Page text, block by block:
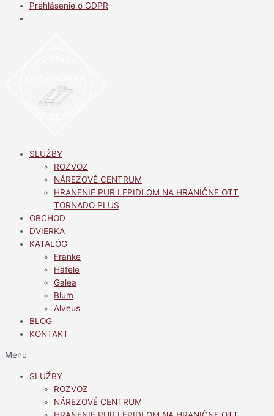
Prehlásenie o GDPR
SLUŽBY
ROZVOZ
NÁREZOVÉ CENTRUM
HRANENIE PUR LEPIDLOM NA HRANIČNE OTT
TORNADO PLUS
OBCHOD
DVIERKA
KATALÓG
Franke
Häfele
Galea
Blum
Alveus
BLOG
KONTAKT
Menu
SLUŽBY
ROZVOZ
NÁREZOVÉ CENTRUM